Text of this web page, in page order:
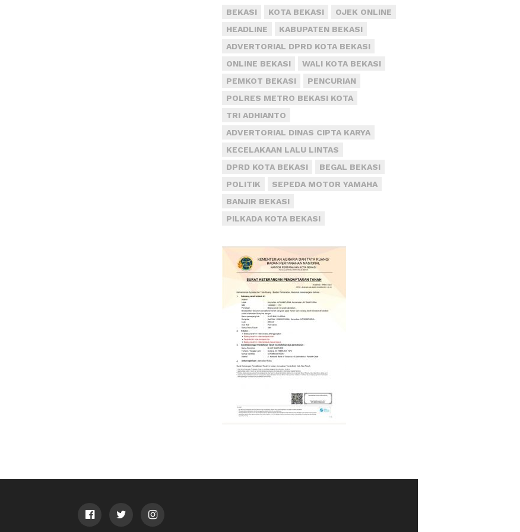
BEKASI KOTA BEKASI
OJEK ONLINE
HEADLINE
KABUPATEN BEKASI
ADVERTORIAL DPRD KOTA BEKASI
ONLINE BEKASI
WALI KOTA BEKASI
PEMKOT BEKASI
PENCURIAN
POLRES METRO BEKASI KOTA
TRI ADHIANTO
ADVERTORIAL DINAS CIPTA KARYA
KECELAKAAN LALU LINTAS
DPRD KOTA BEKASI
BEGAL BEKASI
POLITIK
SEPEDA MOTOR YAMAHA
BANJIR BEKASI
PILKADA KOTA BEKASI